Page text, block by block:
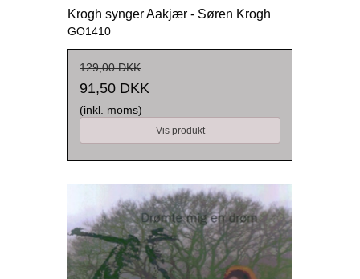
Krogh synger Aakjær - Søren Krogh
GO1410
129,00 DKK
91,50 DKK
(inkl. moms)
Vis produkt